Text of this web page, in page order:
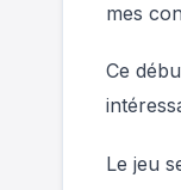
mes
Ce
Le jeu